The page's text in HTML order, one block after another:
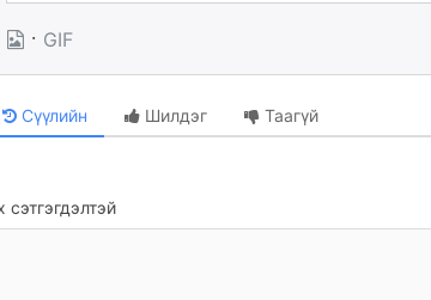
· GIF
Сүүлийн Шилдэг Таагүй
сэтгэгдэлтэй